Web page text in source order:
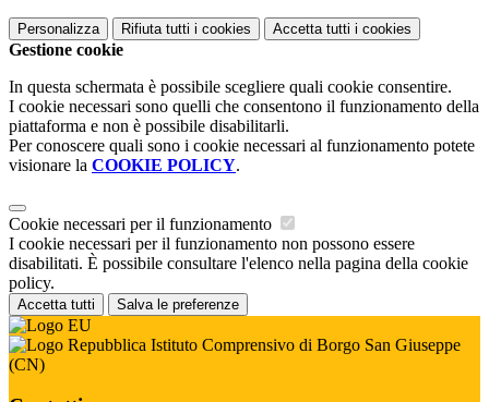
Personalizza Rifiuta tutti i cookies Accetta tutti i cookies
Gestione cookie
In questa schermata è possibile scegliere quali cookie consentire.
I cookie necessari sono quelli che consentono il funzionamento della
piattaforma e non è possibile disabilitarli.
Per conoscere quali sono i cookie necessari al funzionamento potete
visionare la COOKIE POLICY.
Cookie necessari per il funzionamento
I cookie necessari per il funzionamento non possono essere
disabilitati. È possibile consultare l'elenco nella pagina della cookie
policy.
Accetta tutti Salva le preferenze
Istituto Comprensivo di Borgo San Giuseppe
(CN)